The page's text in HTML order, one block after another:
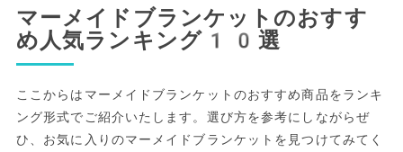
マーメイドブランケットのおすす
め人気ランキング10選
ここからはマーメイドブランケットのおすすめ商品をランキ
ング形式でご紹介いたします。選び方を参考にしながらぜ
ひ、お気に入りのマーメイドブランケットを見つけてみてく